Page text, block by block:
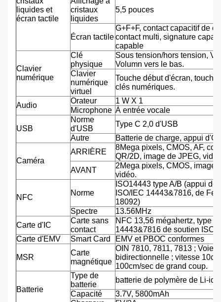
liquides et
écran tactile
cristaux
liquides
5,5 pouces
Écran tactile
G+F+F, contact capacitif de
contact multi, signature
capable
Clavier
numérique
Clé
physique
Sous tension/hors tension,
Volumn vers le bas.
Clavier
numérique
virtuel
Touche début d'écran, touche
clés numériques.
Audio
Orateur
1 W X 1
Microphone À entrée vocale
USB
Norme
d'USB
Type C 2,0 d'USB
Autre
Batterie de charge, appui
Caméra
ARRIÈRE
8Mega pixels, CMOS, AF,
QR/2D, image de JPEG,
AVANT
2Mega pixels, CMOS, image
vidéo.
NFC
Norme
ISO14443 type A/B (appui de
ISO/IEC 14443&7816, de
18092)
Spectre
13.56MHz
Carte d'IC
Carte sans
contact
NFC 13,56 mégahertz, type
14443&7816 de soutien ISO/
Carte d'EMV
Smart Card EMV et PBOC conformes
MSR
Carte
magnétique
OIN 7810, 7811, 7813 ; Voie
bidirectionnelle ; vitesse
100cm/sec de grand coup.
Batterie
Type de
batterie
batterie de polymère de Li-ion
Capacité
3.7V, 5800mAh